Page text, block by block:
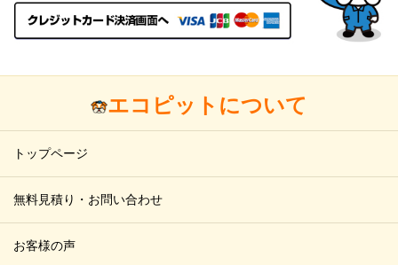
エコピットについて
トップページ
無料見積り・お問い合わせ
お客様の声